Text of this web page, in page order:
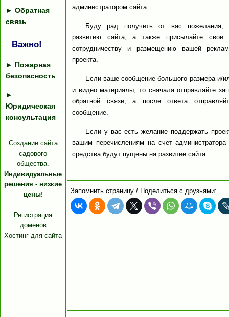
► Обратная
связь
Важно!
► Пожарная
безопасность
►
Юридическая
консультация
Создание сайта
садового
общества.
Индивидуальные
решения - низкие
цены!
Регистрация
доменов
Хостинг для сайта
администратором сайта.
Буду рад получить от вас пожелания,
развитию сайта, а также присылайте свои
сотрудничеству и размещению вашей
проекта.
Если ваше сообщение большого размера и/
и видео материалы, то сначала отправляйте
обратной связи, а после ответа
сообщение.
Если у вас есть желание поддержать
вашим перечислениям на счет
средства будут пущены на развитие сайта.
Запомнить страницу / Поделиться с друзьями: